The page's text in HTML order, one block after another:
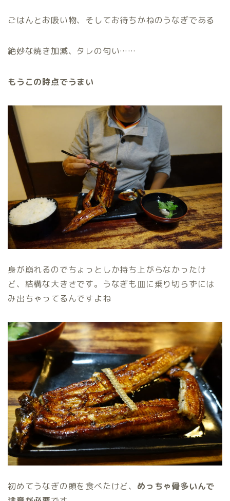
ごはんとお吸い物、そしてお待ちかねのうなぎである
絶妙な焼き加減、タレの匂い……
もうこの時点でうまい
身が崩れるのでちょっとしか持ち上がらなかったけ
ど、結構な大きさです。うなぎも皿に乗り切らずには
み出ちゃってるんですよね
初めてうなぎの頭を食べたけど、 めっちゃ骨多いんで